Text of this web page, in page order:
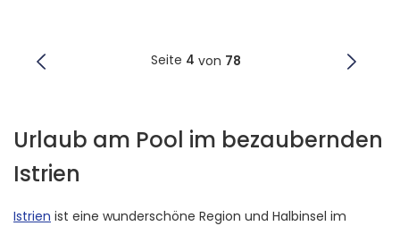
Seite 4 von 78
Urlaub am Pool im bezaubernden
Istrien
Istrien ist eine wunderschöne Region und Halbinsel im